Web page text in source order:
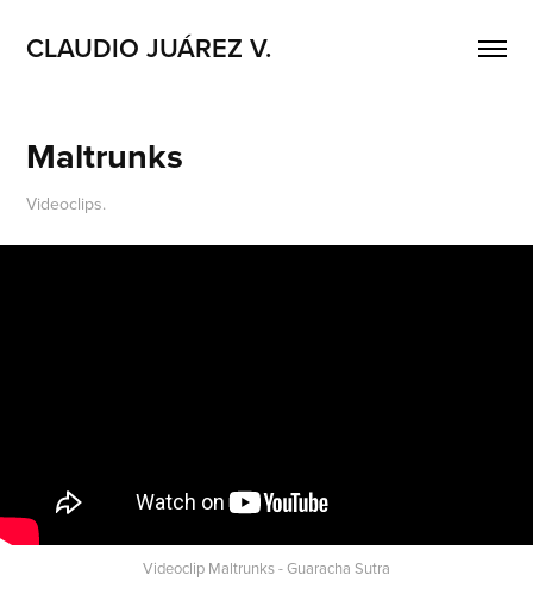
CLAUDIO JUÁREZ V.
Maltrunks
Videoclips.
Videoclip Maltrunks - Guaracha Sutra